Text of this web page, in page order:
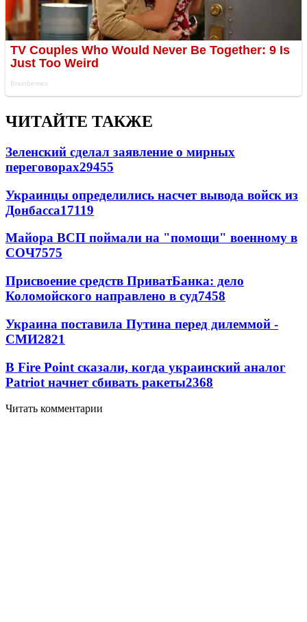
ЧИТАЙТЕ ТАКЖЕ
Зеленский сделал заявление о мирных
переговорах29455
Украинцы определились насчет вывода войск из
Донбасса17119
Майора ВСП поймали на "помощи" военному в
СОЧ7575
Присвоение средств ПриватБанка: дело
Коломойского направлено в суд7458
Украина поставила Путина перед дилеммой -
СМИ2821
В Fire Point сказали, когда украинский аналог
Patriot начнет сбивать ракеты2368
Читать комментарии